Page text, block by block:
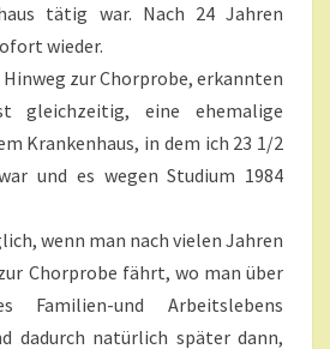
E
S
T
E
N
U
D
E
U
T
tätig war. Nach 24 Jahren
wieder.
Hinweg zur Chorprobe, erkannten
gleichzeitig, eine ehemalige
Krankenhaus, in dem ich 23 1/2
und es wegen Studium 1984
wenn man nach vielen Jahren
Chorprobe fährt, wo man über
Familien-und Arbeitslebens
dadurch natürlich später dann,